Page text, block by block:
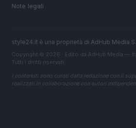
Note legali
style24.it è una proprietà di AdHub Media
Copyright © 2026 · Edito da AdHub Media —
Tutti i diritti riservati
I contenuti sono curati dalla redazione con il
realizzati in collaborazione con autori